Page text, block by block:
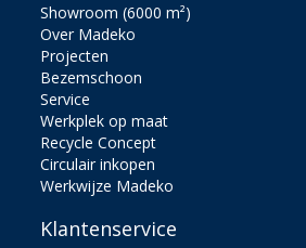
Showroom (6000 m²)
Over Madeko
Projecten
Bezemschoon
Service
Werkplek op maat
Recycle Concept
Circulair inkopen
Werkwijze Madeko
Klantenservice